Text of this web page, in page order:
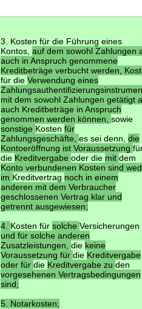
3. Kosten für die Führung eines
Kontos,auf dem sowohl Zahlungen
auch in Anspruch genommene
Kreditbeträge verbucht werden,
für dieVerwendung eines
mit dem sowohl Zahlungen getätigt
auch Kreditbeträge in Anspruch
genommen werden können,sowie
sonstige Kostenfür
Zahlungsgeschäfte,es sei denn,die
Kontoeröffnung ist Voraussetzung
die Kreditvergabeoder die mitdem
Konto verbundenen Kosten sind
im Kreditvertrag noch in einem
anderen mit dem Verbraucher
geschlossenen Vertrag klar und
getrennt ausgewiesen;
4. Kosten fürsolcheVersicherungen
und für solche anderen
Zusatzleistungen,die keine
Voraussetzung fürdie Kreditvergabe
oder fürdie Kreditvergabe zuden
vorgesehenen Vertragsbedingungen
sind;
5. Notarkosten;